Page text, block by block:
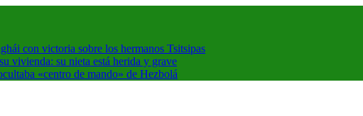
con victoria sobre los hermanos Tsitsipas
vivienda: su nieta está herida y grave
«centro de mando» de Hezbolá